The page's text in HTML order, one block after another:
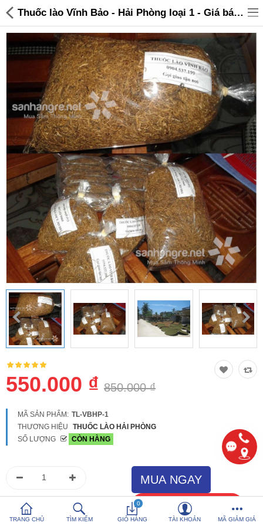
Đồ gia dụng & Nhà cửa
Điện gia dụng
Đồ tiện ích
Đồ chơi trẻ em
Sản phẩm khác
Thương hiệu
Tin tức
So sánh Yêu thích (0)
Hotline: 0816 505 655
Tải App SanHangRe nhận Quà
TRANG CHỦ TÌM KIẾM
0
GIỎ HÀNG TÀI KHOẢN MÃ GIẢM GIÁ
Thuốc lào Vĩnh Bảo - Hải Phòng loại 1 - Giá bán 1kg - 550,000 | Sanhangre
550.000 ₫ 850.000 ₫
MÃ SẢN PHẨM: TL-VBHP-1
THƯƠNG HIỆU
THUỐC LÀO HẢI PHÒNG
SỐ LƯỢNG
CÒN HÀNG